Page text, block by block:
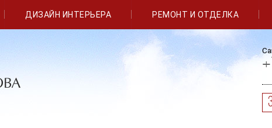
ДИЗАЙН ИНТЕРЬЕРА РЕМОНТ И ОТДЕЛКА
+